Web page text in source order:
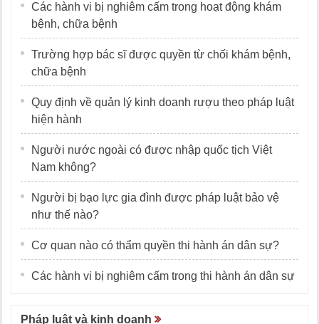
Các hành vi bị nghiêm cấm trong hoạt động khám
bệnh, chữa bệnh
Trường hợp bác sĩ được quyền từ chối khám bệnh,
chữa bệnh
Quy định về quản lý kinh doanh rượu theo pháp luật
hiện hành
Người nước ngoài có được nhập quốc tịch Việt
Nam không?
Người bị bạo lực gia đình được pháp luật bảo vệ
như thế nào?
Cơ quan nào có thẩm quyền thi hành án dân sự?
Các hành vi bị nghiêm cấm trong thi hành án dân sự
Pháp luật và kinh doanh